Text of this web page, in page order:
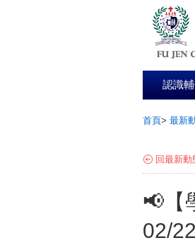
認識
首頁> 最新
回最新動
📢【
02/